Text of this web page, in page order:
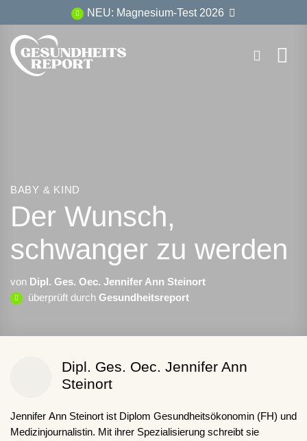
Inhalt
springen
NEU: Magnesium-Test 2026
BABY & KIND
Der Wunsch,
schwanger zu werden
von Dipl. Ges. Oec. Jennifer Ann Steinort
überprüft durch Gesundheitsreport
Dipl. Ges. Oec. Jennifer Ann
Steinort
Jennifer Ann Steinort ist Diplom Gesundheitsökonomin (FH) und
Medizinjournalistin. Mit ihrer Spezialisierung schreibt sie